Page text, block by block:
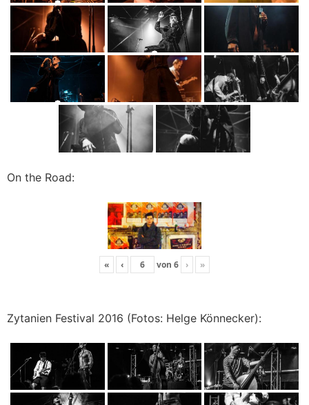
On the Road:
« ‹ von 6 › »
Zytanien Festival 2016 (Fotos: Helge Könnecker):